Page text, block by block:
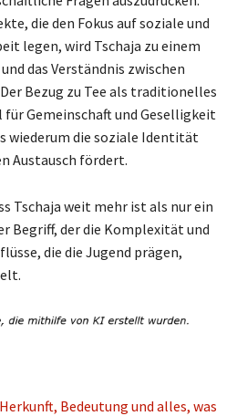
die den Fokus auf soziale und
legen, wird Tschaja zu einem
das Verständnis zwischen
Bezug zu Tee als traditionelles
Gemeinschaft und Geselligkeit
wiederum die soziale Identität
Austausch fördert.
Tschaja weit mehr ist als nur ein
Begriff, der die Komplexität und
die die Jugend prägen,
Bedeutung und alles, was